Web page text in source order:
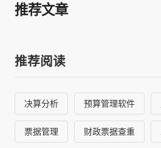
推荐文章
推荐阅读
决算分析 预算管理软件
票据管理 财政票据查重